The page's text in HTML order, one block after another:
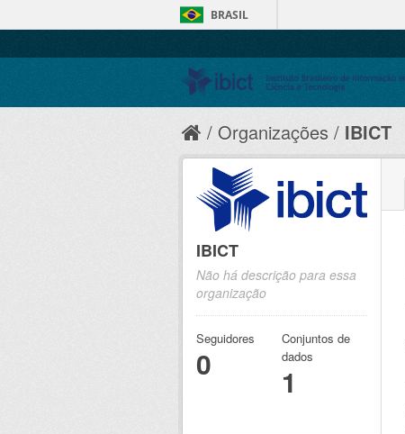
BRASIL
Organizações IBICT
IBICT
Não há descrição para essa
organização
Seguidores
0
Conjuntos de
dados
1